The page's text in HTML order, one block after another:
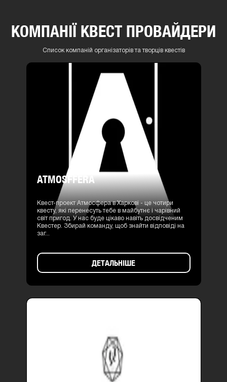
КОМПАНІЇ КВЕСТ ПРОВАЙДЕРИ
Список компаній організаторів та творців квестів
ATMOSFFERA
Квест-проект Атмосфера в Харкові - це чотири
квесту, які перенесуть тебе в майбутнє і чарівний
світ пригод. У нас буде цікаво навіть досвідченим
Квестер. Збирай команду, щоб знайти відповіді на
заг...
ДЕТАЛЬНІШЕ